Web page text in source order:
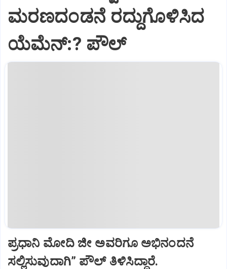
ಮರಣದಂಡನೆ ರದ್ದುಗೊಳಿಸಿದ
ಯೆಮೆನ್:? ಪೌಲ್
ಪ್ರಧಾನಿ ಮೋದಿ ಜೀ ಅವರಿಗೂ ಅಭಿನಂದನೆ
ಸಲ್ಲಿಸುವುದಾಗಿ” ಪೌಲ್‌ ತಿಳಿಸಿದ್ದಾರೆ.